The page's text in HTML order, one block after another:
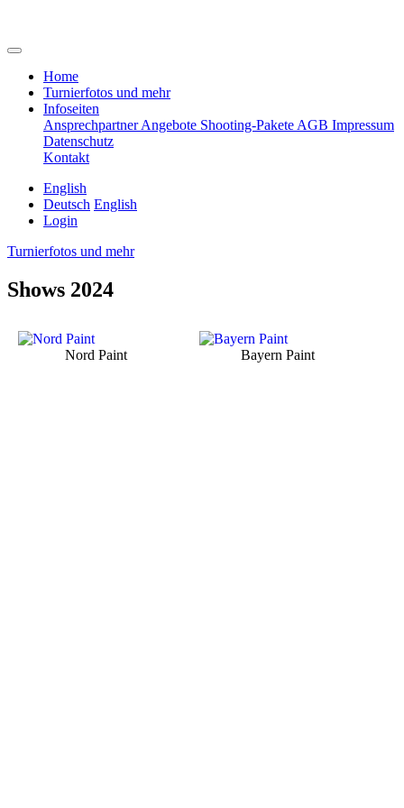
Home
Turnierfotos und mehr
Infoseiten
AnsprechpartnerAngebote Shooting-Pakete AGB Impressum
Datenschutz
Kontakt
English
Deutsch English
Login
Turnierfotos und mehr
Shows 2024
Nord Paint Bayern Paint